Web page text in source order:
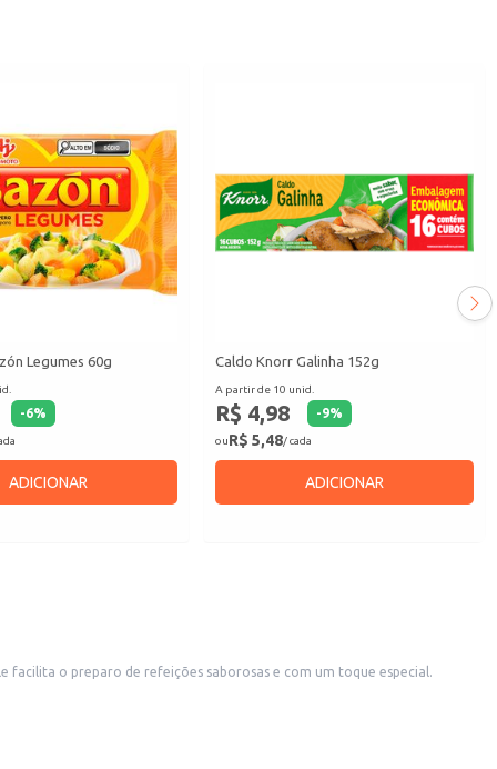
Legumes 60g
-6%
ADICIONAR
Caldo Knorr Galinha 152g
A partir de 10 unid.
R$ 4,98 -9%
ouR$ 5,48/ cada
ADICIONAR
facilita o preparo de refeições saborosas e com um toque especial.